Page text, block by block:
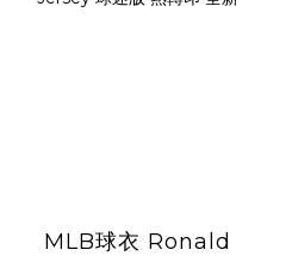
MLB球衣 Ronald